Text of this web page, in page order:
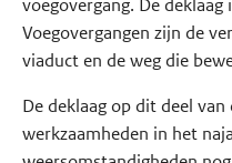
Voegovergangen zijn de
viaduct en de weg die
De deklaag op dit deel
werkzaamheden in het